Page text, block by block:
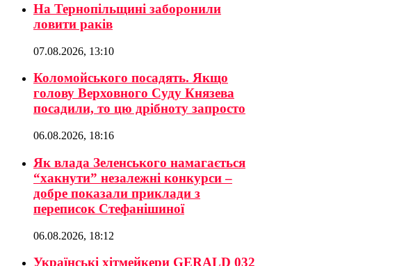
На Тернопільщині заборонили
ловити раків
07.08.2026, 13:10
Коломойського посадять. Якщо
голову Верховного Суду Князева
посадили, то цю дрібноту запросто
06.08.2026, 18:16
Як влада Зеленського намагається
“хакнути” незалежні конкурси –
добре показали приклади з
переписок Стефанішиної
06.08.2026, 18:12
Українські хітмейкери GERALD 032